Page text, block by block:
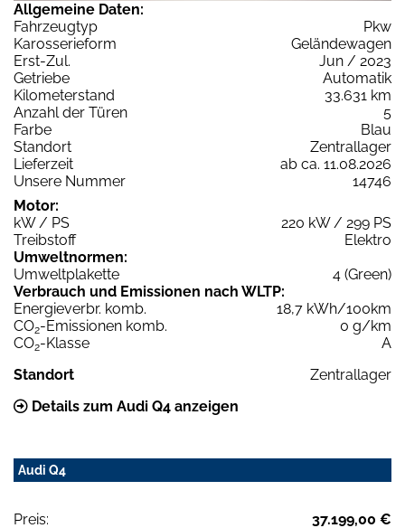
Allgemeine Daten:
Fahrzeugtyp
Pkw
Karosserieform
Geländewagen
Erst-Zul.
Jun / 2023
Getriebe
Automatik
Kilometerstand
33.631 km
Anzahl der Türen
5
Farbe
Blau
Standort
Zentrallager
Lieferzeit
ab ca. 11.08.2026
Unsere Nummer
14746
Motor:
kW / PS
220 kW / 299 PS
Treibstoff
Elektro
Umweltnormen:
Umweltplakette
4 (Green)
Verbrauch und Emissionen nach WLTP:
Energieverbr. komb.
18,7 kWh/100km
CO2-Emissionen komb.
0 g/km
CO2-Klasse
A
Standort
Zentrallager
Details zum Audi Q4 anzeigen
Audi Q4
Preis: 37.199,00 €